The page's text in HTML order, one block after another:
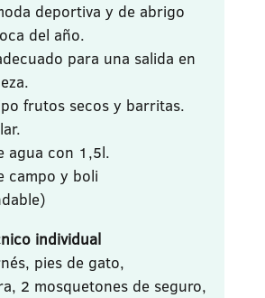
deportiva y de abrigo
del año.
para una salida en
frutos secos y barritas.
agua con 1,5l.
campo y boli
individual
pies de gato,
2 mosquetones de seguro,